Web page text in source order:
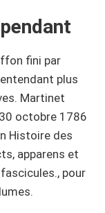
fini par
plus
Martinet
octobre 1786
Histoire des
apparens et
pour